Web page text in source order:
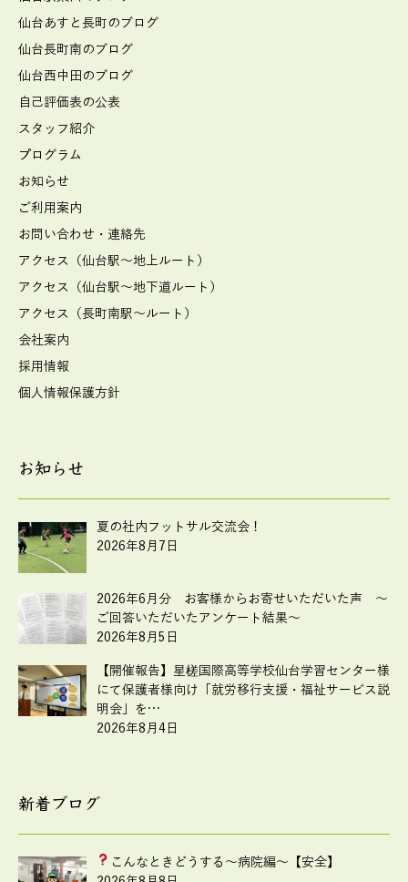
仙台あすと長町のブログ
仙台長町南のブログ
仙台西中田のブログ
自己評価表の公表
スタッフ紹介
プログラム
お知らせ
ご利用案内
お問い合わせ・連絡先
アクセス（仙台駅～地上ルート）
アクセス（仙台駅～地下道ルート）
アクセス（長町南駅～ルート）
会社案内
採用情報
個人情報保護方針
お知らせ
夏の社内フットサル交流会！
2026年8月7日
2026年6月分 お客様からお寄せいただいた声 ～
ご回答いただいたアンケート結果～
2026年8月5日
【開催報告】星槎国際高等学校仙台学習センター様
にて保護者様向け「就労移行支援・福祉サービス説
明会」を…
2026年8月4日
新着ブログ
こんなときどうする ～病院編～【安全】